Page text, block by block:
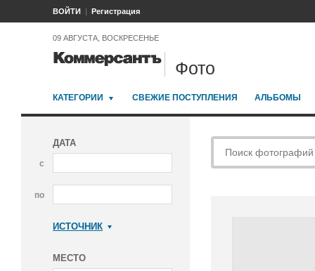
ВОЙТИ Регистрация
09 АВГУСТА, ВОСКРЕСЕНЬЕ
Фото
КАТЕГОРИИ СВЕЖИЕ ПОСТУПЛЕНИЯ АЛЬБОМЫ
ДАТА
с
по
ИСТОЧНИК
МЕСТО